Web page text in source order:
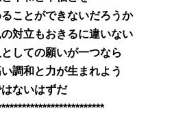
ことができないだろうか
対立もおきるに違いない
しての願いが一つなら
調和と力が生まれよう
ないはずだ